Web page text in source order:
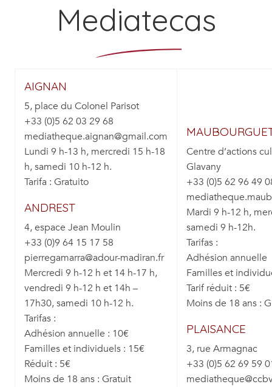
Mediatecas
AIGNAN
5, place du Colonel Parisot
+33 (0)5 62 03 29 68
mediatheque.aignan@gmail.com
Lundi 9 h-13 h, mercredi 15 h-18
h, samedi 10 h-12 h.
Tarifa : Gratuito
ANDREST
4, espace Jean Moulin
+33 (0)9 64 15 17 58
pierregamarra@adour-madiran.fr
Mercredi 9 h-12 h et 14 h-17 h,
vendredi 9 h-12 h et 14h –
17h30, samedi 10 h-12 h.
Tarifas :
Adhésion annuelle : 10€
Familles et individuels : 15€
Réduit : 5€
Moins de 18 ans : Gratuit
Centre d’actions
Glavany
+33 (0)5 62 96 49
Mardi 9 h-12 h,
samedi 9 h-12h.
Tarifas :
Adhésion annuelle
Familles et
Tarif réduit : 5€
Moins de 18 ans :
PLAISANCE
3, rue Armagnac
+33 (0)5 62 69 59